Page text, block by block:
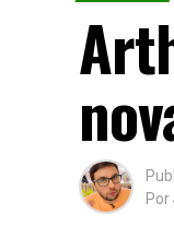
Por